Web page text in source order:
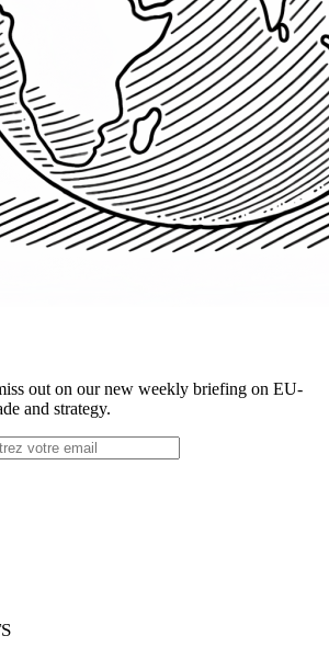
out on our new weekly briefing on EU-
and strategy.